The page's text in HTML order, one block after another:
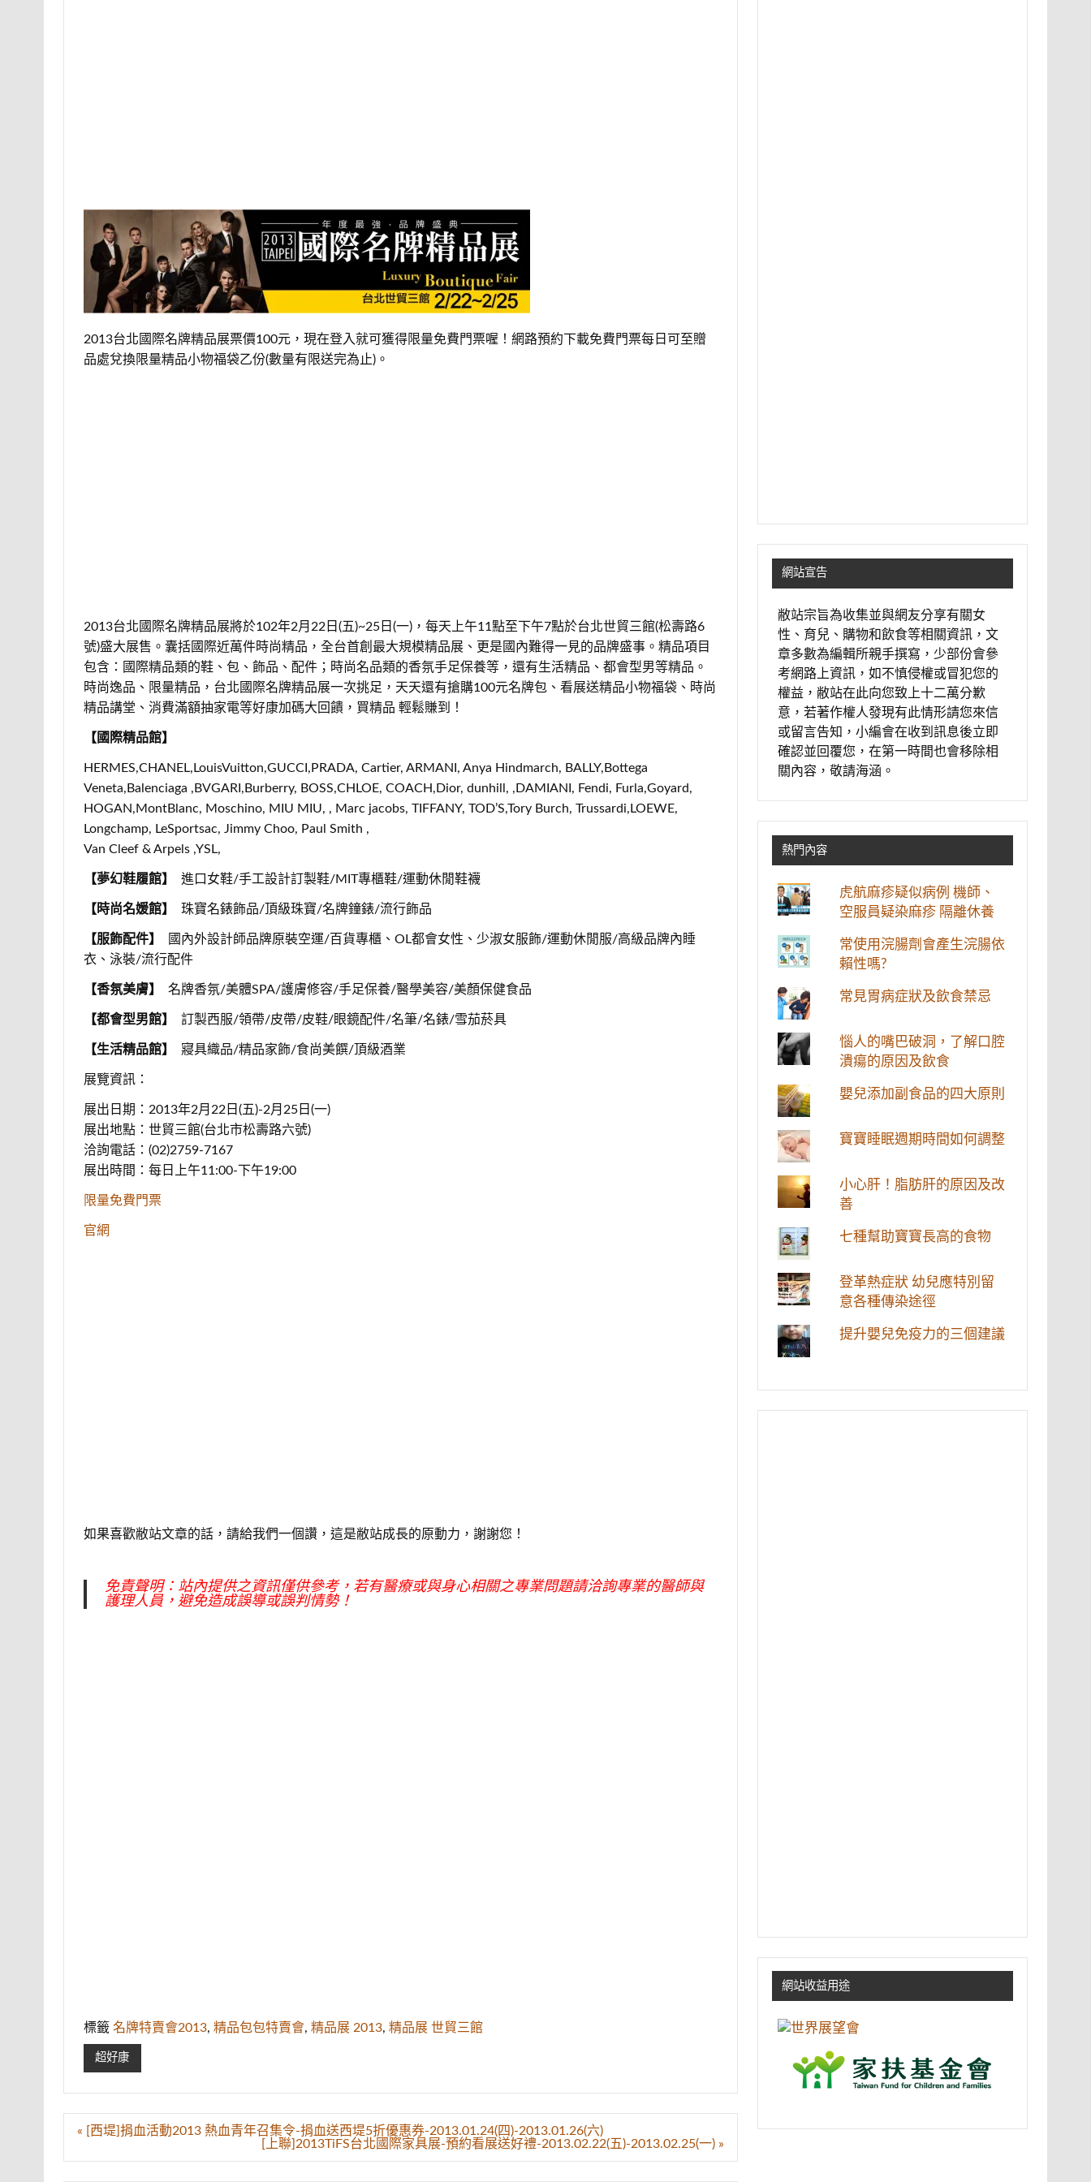
2013台北國際名牌精品展票價100元，現在登入就可獲得限量免費門票喔！網路預約下載免費門票每日可至贈
品處兌換限量精品小物福袋乙份(數量有限送完為止)。
2013台北國際名牌精品展將於102年2月22日(五)~25日(一)，每天上午11點至下午7點於台北世貿三館(松壽路6
號)盛大展售。囊括國際近萬件時尚精品，全台首創最大規模精品展、更是國內難得一見的品牌盛事。精品項目
包含：國際精品類的鞋、包、飾品、配件；時尚名品類的香氛手足保養等，還有生活精品、都會型男等精品。
時尚逸品、限量精品，台北國際名牌精品展一次挑足，天天還有搶購100元名牌包、看展送精品小物福袋、時尚
精品講堂、消費滿額抽家電等好康加碼大回饋，買精品 輕鬆賺到！
【國際精品館】
HERMES,CHANEL,LouisVuitton,GUCCI,PRADA, Cartier, ARMANI, Anya Hindmarch, BALLY,Bottega
Veneta,Balenciaga ,BVGARI,Burberry, BOSS,CHLOE, COACH,Dior, dunhill, ,DAMIANI, Fendi, Furla,Goyard,
HOGAN,MontBlanc, Moschino, MIU MIU, , Marc jacobs, TIFFANY, TOD’S,Tory Burch, Trussardi,LOEWE,
Longchamp, LeSportsac, Jimmy Choo, Paul Smith ,
Van Cleef & Arpels ,YSL,
【夢幻鞋履館】 進口女鞋/手工設計訂製鞋/MIT專櫃鞋/運動休閒鞋襪
【時尚名媛館】 珠寶名錶飾品/頂級珠寶/名牌鐘錶/流行飾品
【服飾配件】
國內外設計師品牌原裝空運/百貨專櫃、OL都會女性、少淑女服飾/運動休閒服/高級品牌內睡
衣、泳裝/流行配件
【香氛美膚】 名牌香氛/美體SPA/護膚修容/手足保養/醫學美容/美顏保健食品
【都會型男館】 訂製西服/領帶/皮帶/皮鞋/眼鏡配件/名筆/名錶/雪茄菸具
【生活精品館】 寢具織品/精品家飾/食尚美饌/頂級酒業
展覽資訊：
展出日期：2013年2月22日(五)-2月25日(一)
展出地點：世貿三館(台北市松壽路六號)
洽詢電話：(02)2759-7167
展出時間：每日上午11:00-下午19:00
限量免費門票
官網
如果喜歡敝站文章的話，請給我們一個讚，這是敝站成長的原動力，謝謝您！
免責聲明：站內提供之資訊僅供參考，若有醫療或與身心相關之專業問題請洽詢專業的醫師與
護理人員，避免造成誤導或誤判情勢！
標籤 名牌特賣會2013, 精品包包特賣會, 精品展 2013, 精品展 世貿三館
超好康
文
« [西堤]捐血活動2013 熱血青年召集令-捐血送西堤5折優惠券-2013.01.24(四)-2013.01.26(六)
[上聯]2013TiFS台北國際家具展-預約看展送好禮-2013.02.22(五)-2013.02.25(一) »
網站宣告
敝站宗旨為收集並與網友分享有關女
性、育兒、購物和飲食等相關資訊，文
章多數為編輯所親手撰寫，少部份會參
考網路上資訊，如不慎侵權或冒犯您的
權益，敝站在此向您致上十二萬分歉
意，若著作權人發現有此情形請您來信
或留言告知，小編會在收到訊息後立即
確認並回覆您，在第一時間也會移除相
關內容，敬請海涵。
熱門內容
虎航麻疹疑似病例 機師、
空服員疑染麻疹 隔離休養
常使用浣腸劑會產生浣腸依
賴性嗎?
常見胃病症狀及飲食禁忌
惱人的嘴巴破洞，了解口腔
潰瘍的原因及飲食
嬰兒添加副食品的四大原則
寶寶睡眠週期時間如何調整
小心肝！脂肪肝的原因及改
善
七種幫助寶寶長高的食物
登革熱症狀 幼兒應特別留
意各種傳染途徑
提升嬰兒免疫力的三個建議
網站收益用途